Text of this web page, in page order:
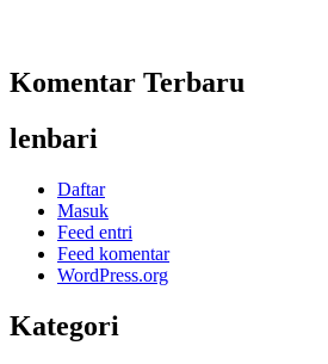
Komentar Terbaru
lenbari
Daftar
Masuk
Feed entri
Feed komentar
WordPress.org
Kategori